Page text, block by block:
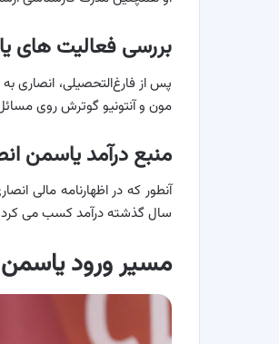
بررسی فعالیت های
پس از فارغ‌التحصیلی، انصاری
مون و آنتونیو گوترش روی
منبع درآمد یاسمن
سال گذشته درآمد کسب می کرد. ارزش دارایی‌های او
مسیرورود یاسمن